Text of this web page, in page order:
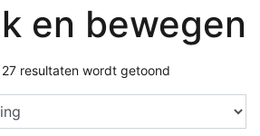
en bewegen
resultaten wordt getoond